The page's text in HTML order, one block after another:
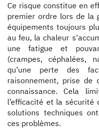
Ce risque constitue en
premier ordre lors de la
équipements toujours
au feu, la chaleur
une fatigue et
(crampes, céphalées,
qu’une perte des
raisonnement, prise de
connaissance. Cela
l’efficacité et la sécurité
solutions techniques
ces problèmes.